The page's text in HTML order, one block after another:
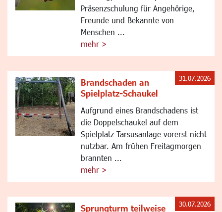
Präsenzschulung für Angehörige,
Freunde und Bekannte von
Menschen ...
mehr >
Brandschaden an
Spielplatz-Schaukel
Aufgrund eines Brandschadens ist
die Doppelschaukel auf dem
Spielplatz Tarsusanlage vorerst nicht
nutzbar. Am frühen Freitagmorgen
brannten ...
mehr >
31.07.2026
Sprungturm teilweise 30.07.2026